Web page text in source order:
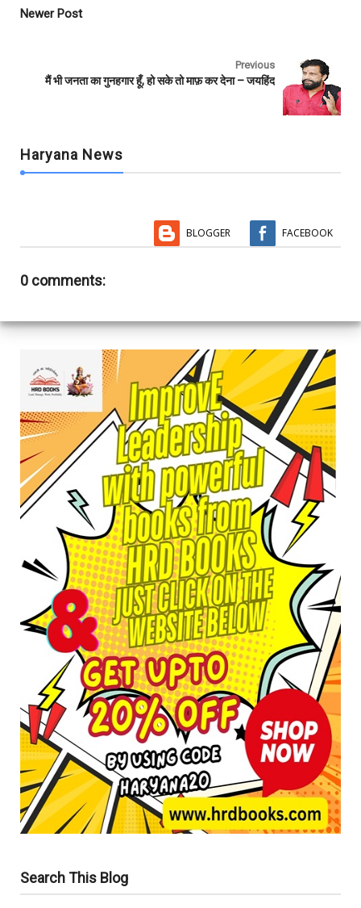
o
k
r
Newer Post
Previous
मैं भी जनता का गुनहगार हूँ, हो सके तो माफ़ कर देना – जयहिंद
Haryana News
BLOGGER FACEBOOK
0 comments:
Search This Blog